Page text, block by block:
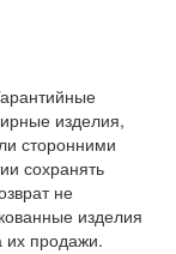
изделия,
сторонними
сохранять
не
изделия
их продажи.